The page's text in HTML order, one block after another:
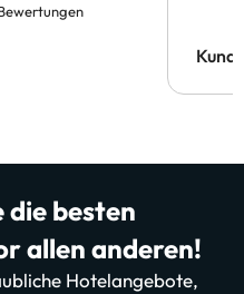
die besten
allen anderen!
Hotelangebote,